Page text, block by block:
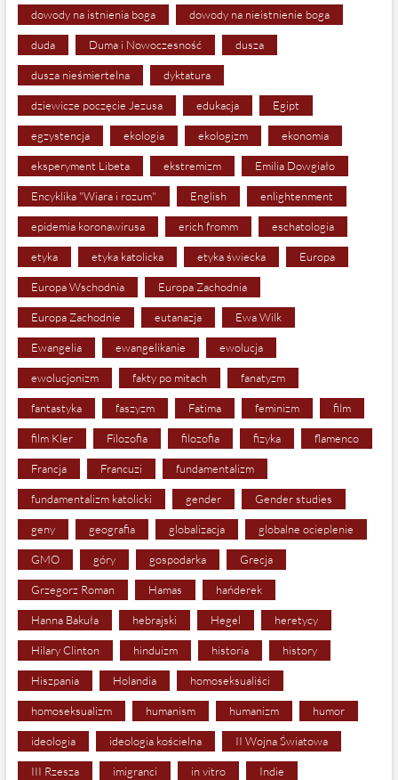
dowody na istnienia boga dowody na nieistnienie boga
duda Duma i Nowoczesność dusza
dusza nieśmiertelna dyktatura
dziewicze poczęcie Jezusa edukacja Egipt
egzystencja ekologia ekologizm ekonomia
eksperyment Libeta ekstremizm Emilia Dowgiało
Encyklika "Wiara i rozum" English enlightenment
epidemia koronawirusa erich fromm eschatologia
etyka etyka katolicka etyka świecka Europa
Europa Wschodnia Europa Zachodnia
Europa Zachodnie eutanazja Ewa Wilk
Ewangelia ewangelikanie ewolucja
ewolucjonizm fakty po mitach fanatyzm
fantastyka faszyzm Fatima feminizm film
film Kler Filozofia filozofia fizyka flamenco
Francja Francuzi fundamentalizm
fundamentalizm katolicki gender Gender studies
geny geografia globalizacja globalne ocieplenie
GMO góry gospodarka Grecja
Grzegorz Roman Hamas hańderek
Hanna Bakuła hebrajski Hegel heretycy
Hilary Clinton hinduizm historia history
Hiszpania Holandia homoseksualiści
homoseksualizm humanism humanizm humor
ideologia ideologia kościelna II Wojna Światowa
III Rzesza imigranci in vitro Indie